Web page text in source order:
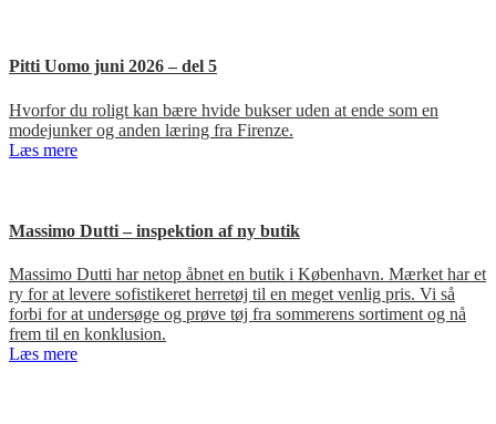
Pitti Uomo juni 2026 – del 5
Hvorfor du roligt kan bære hvide bukser uden at ende som en
modejunker og anden læring fra Firenze.
Læs mere
Massimo Dutti – inspektion af ny butik
Massimo Dutti har netop åbnet en butik i København. Mærket har et
ry for at levere sofistikeret herretøj til en meget venlig pris. Vi så
forbi for at undersøge og prøve tøj fra sommerens sortiment og nå
frem til en konklusion.
Læs mere